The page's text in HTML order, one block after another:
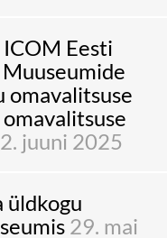
Eesti
omavalitsuse
juuni 2025
üldkogu
29. mai